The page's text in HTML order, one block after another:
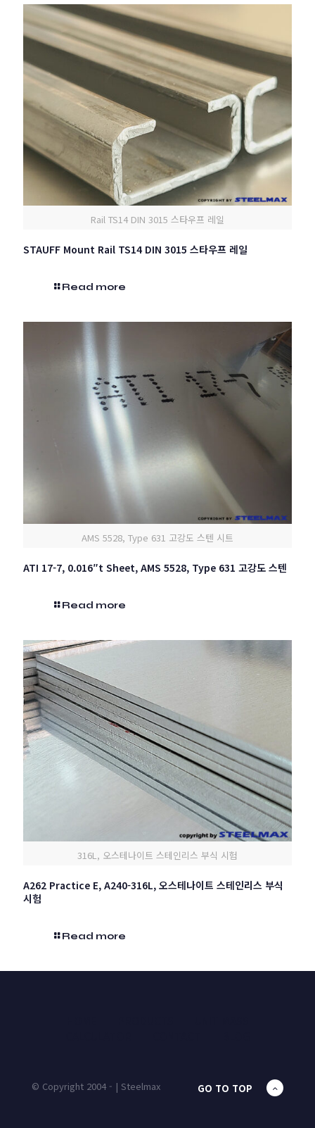
Rail TS14 DIN 3015 스타우프 레일
STAUFF Mount Rail TS14 DIN 3015 스타우프 레일
Read more
AMS 5528, Type 631 고강도 스텐 시트
ATI 17-7, 0.016″t Sheet, AMS 5528, Type 631 고강도 스텐
Read more
316L, 오스테나이트 스테인리스 부식 시험
A262 Practice E, A240-316L, 오스테나이트 스테인리스 부식
시험
Read more
© Copyright 2004 - | Steelmax GO TO TOP